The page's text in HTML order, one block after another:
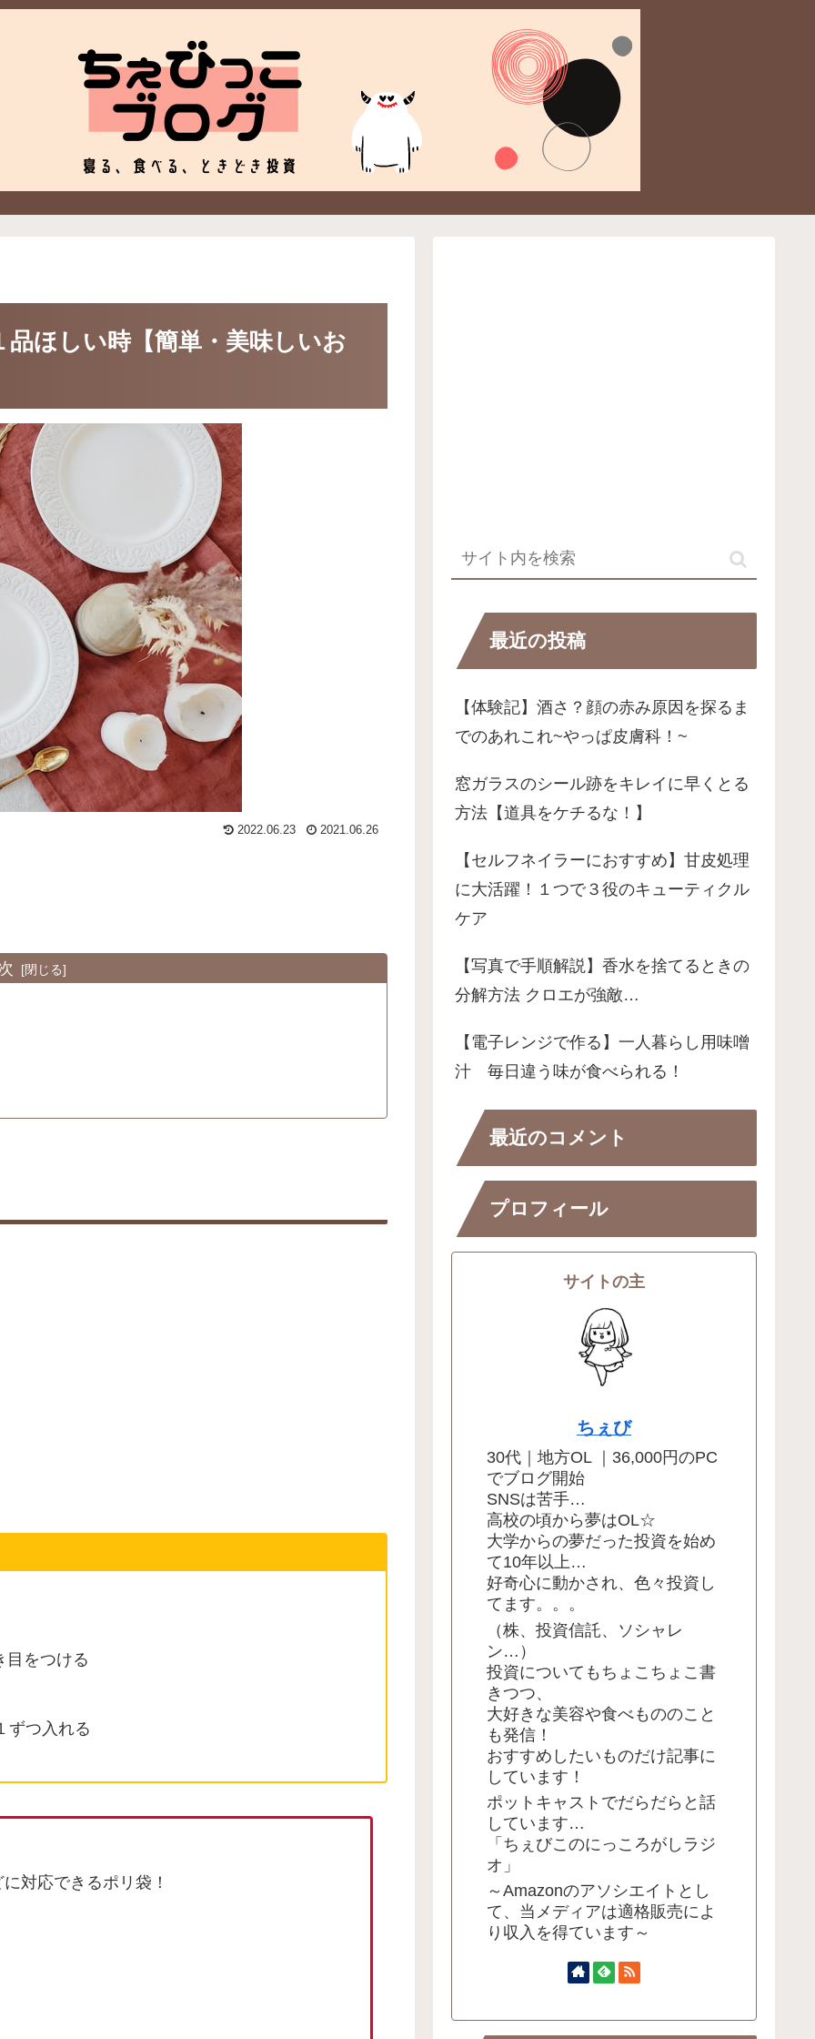
ほしい時【簡単・美味しいお
2022.06.23 2021.06.26
目をつける
ずつ入れる
対応できるポリ袋！
最近の投稿
【体験記】酒さ？顔の赤み原因を探るま
でのあれこれ~やっぱ皮膚科！~
窓ガラスのシール跡をキレイに早くとる
方法【道具をケチるな！】
【セルフネイラーにおすすめ】甘皮処理
に大活躍！１つで３役のキューティクル
ケア
【写真で手順解説】香水を捨てるときの
分解方法 クロエが強敵…
【電子レンジで作る】一人暮らし用味噌
汁 毎日違う味が食べられる！
最近のコメント
プロフィール
サイトの主
ちぇび
30代｜地方OL ｜36,000円のPC
でブログ開始
SNSは苦手…
高校の頃から夢はOL☆
大学からの夢だった投資を始め
て10年以上…
好奇心に動かされ、色々投資し
てます。。。
（株、投資信託、ソシャレ
ン…）
投資についてもちょこちょこ書
きつつ、
大好きな美容や食べもののこと
も発信！
おすすめしたいものだけ記事に
しています！
ポットキャストでだらだらと話
しています…
「ちぇびこのにっころがしラジ
オ」
～Amazonのアソシエイトとし
て、当メディアは適格販売によ
り収入を得ています～